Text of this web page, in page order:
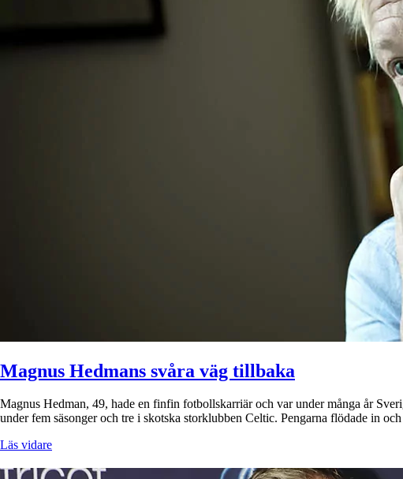
Magnus Hedmans svåra väg tillbaka
Magnus Hedman, 49, hade en finfin fotbollskarriär och var under många år
under fem säsonger och tre i skotska storklubben Celtic. Pengarna flödade in
Läs vidare